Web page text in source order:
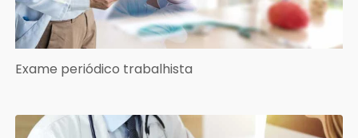
Exame periódico trabalhista